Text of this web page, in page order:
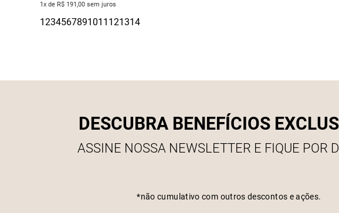
1x de R$ 191,00 sem juros
DESCUBRA BENEFÍCIOS
ASSINE NOSSA NEWSLETTER E FIQUE POR
*não cumulativo com outros descontos e ações.